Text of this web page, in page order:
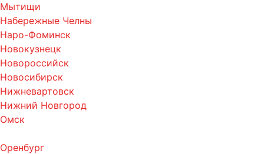
Мытищи
Набережные Челны
Наро-Фоминск
Новокузнецк
Новороссийск
Новосибирск
Нижневартовск
Нижний Новгород
Омск
Оренбург